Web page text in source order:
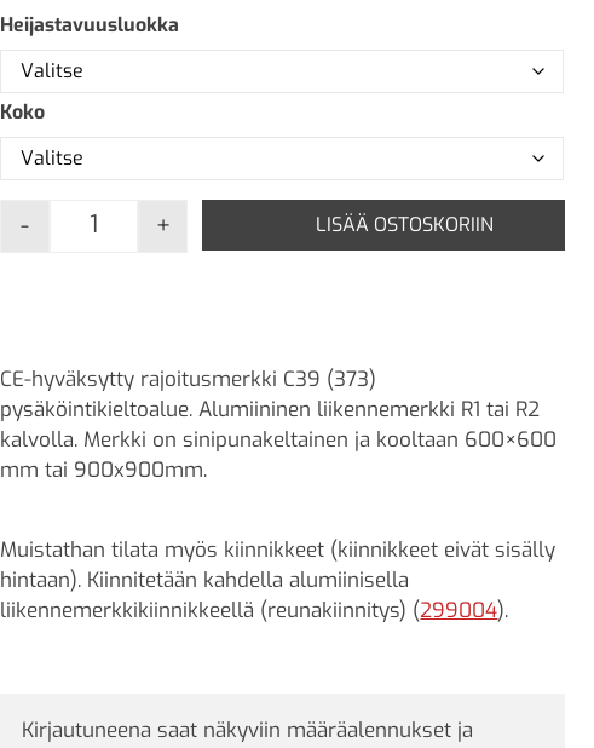
Heijastavuusluokka
Koko
C39 Pysäköintikieltoalue määrä
- + LISÄÄ OSTOSKORIIN
CE-hyväksytty rajoitusmerkki C39 (373)
pysäköintikieltoalue. Alumiininen liikennemerkki R1 tai R2
kalvolla. Merkki on sinipunakeltainen ja kooltaan 600×600
mm tai 900x900mm.
Muistathan tilata myös kiinnikkeet (kiinnikkeet eivät sisälly
hintaan). Kiinnitetään kahdella alumiinisella
liikennemerkkikiinnikkeellä (reunakiinnitys) (299004).
Kirjautuneena saat näkyviin määräalennukset ja